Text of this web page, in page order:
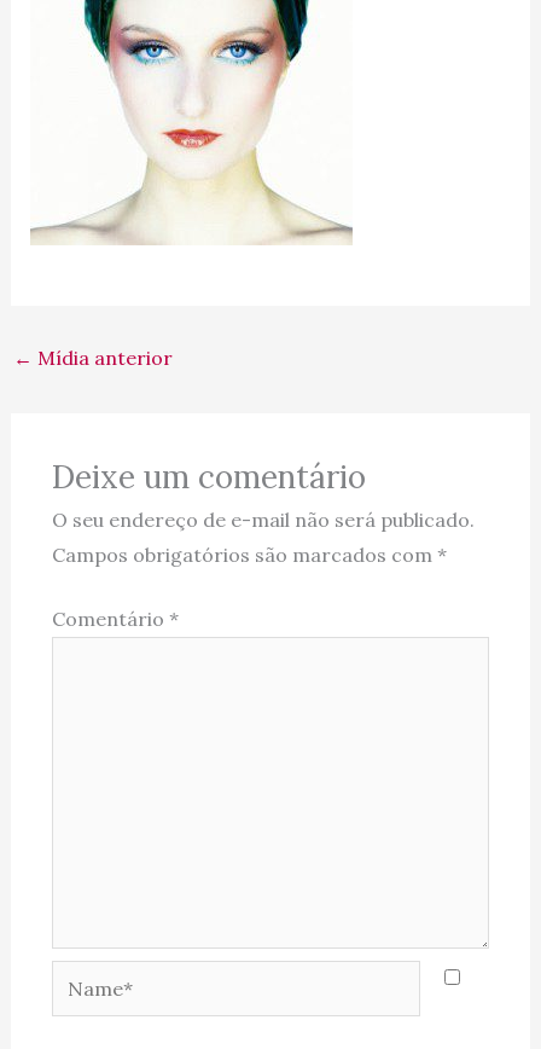
← Mídia anterior
Deixe um comentário
O seu endereço de e-mail não será publicado.
Campos obrigatórios são marcados com *
Comentário *
Name*